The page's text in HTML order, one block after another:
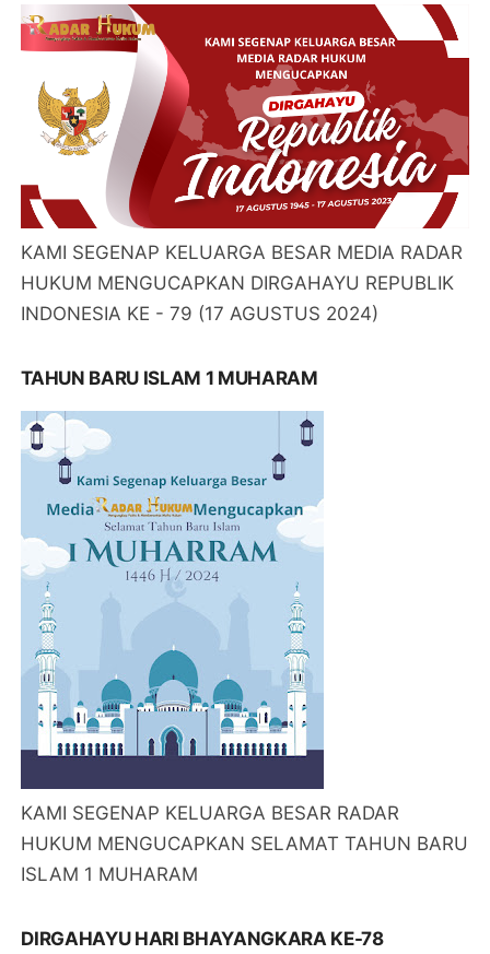
KAMI SEGENAP KELUARGA BESAR MEDIA RADAR
HUKUM MENGUCAPKAN DIRGAHAYU REPUBLIK
INDONESIA KE - 79 (17 AGUSTUS 2024)
TAHUN BARU ISLAM 1 MUHARAM
KAMI SEGENAP KELUARGA BESAR RADAR
HUKUM MENGUCAPKAN SELAMAT TAHUN BARU
ISLAM 1 MUHARAM
DIRGAHAYU HARI BHAYANGKARA KE-78